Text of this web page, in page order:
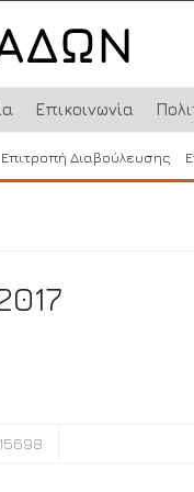
Επικοινωνία
Επιτροπή Διαβούλευσης